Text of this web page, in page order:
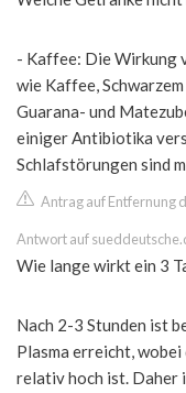
- Kaffee: Die Wirkung
wie Kaffee,
Guarana- und
einiger Antibiotika
Schlafstörungen sind
Antrag auf Entfernung
Antwort auf
Wie lange wirkt ein 3
Nach 2-3 Stunden ist
Plasma erreicht,
relativ hoch ist. Daher